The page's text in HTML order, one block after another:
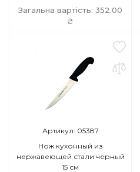
Загальна вартість: 352.00
₴
Артикул: 05387
Нож кухонный из
нержавеющей стали черный
15 см